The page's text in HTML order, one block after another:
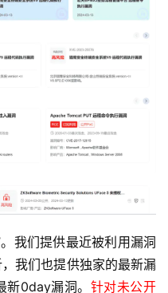
我们提供最近被利用漏洞
我们也提供独家的最新漏
0day漏洞。 针对未公开